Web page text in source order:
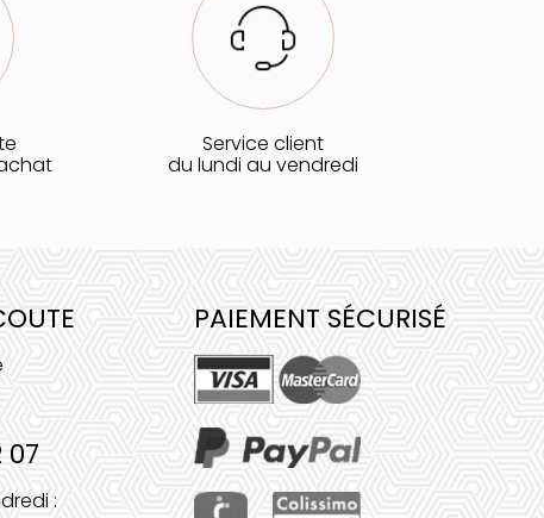
Service client
du lundi au vendredi
07
:
PAIEMENT SÉCURISÉ